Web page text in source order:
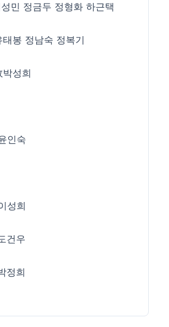
민 정금두 정형화 하근택
봉 정남숙 정복기
성희
인숙
성희
건우
정희